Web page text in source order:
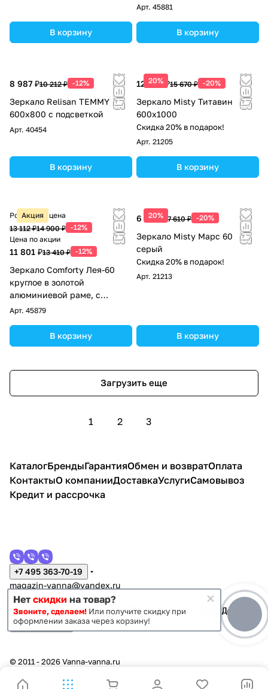
В корзину
подсветкой, бесконтактный
Арт. 45881
В корзину
8 987 ₽10 212 ₽ -12%
Зеркало Relisan TEMMY
600х800 с подсветкой
Арт. 40454
В корзину
20%
12 536 ₽15 670 ₽ -20%
Зеркало Misty Титавин
600x1000
Скидка 20% в подарок!
Арт. 21205
В корзину
Акция
Розничная цена
13 112 ₽14 900 ₽ -12%
Цена по акции
11 801 ₽13 410 ₽ -12%
Зеркало Comforty Лея-60
круглое в золотой
алюминиевой раме, с
подсветкой, бесконтактный
Арт. 45879
В корзину
20%
6 088 ₽ 7 610 ₽ -20%
Зеркало Misty Марс 60
серый
Скидка 20% в подарок!
Арт. 21213
В корзину
Загрузить еще
1 2 3
КаталогБрендыГарантияОбмен и возвратОплата
КонтактыО компанииДоставкаУслугиСамовывоз
Кредит и рассрочка
+7 495 363-70-19
magazin-vanna@yandex.ru
г. Москва, Митино, улица Пятницкое шоссе 47
Темная тема Конфиденциальность
© 2011 - 2026 Vanna-vanna.ru
Нет скидки на товар?
Звоните, сделаем! Или получите скидку при
оформлении заказа через корзину!